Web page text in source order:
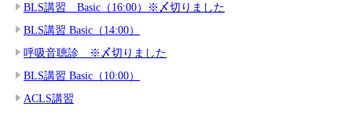
BLS講習 Basic（16:00）※〆切りました
BLS講習 Basic（14:00）
呼吸音聴診 ※〆切りました
BLS講習 Basic（10:00）
ACLS講習